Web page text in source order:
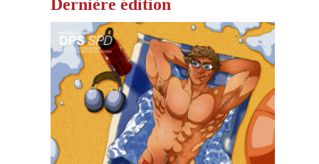
Dernière édition